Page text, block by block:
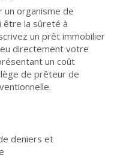
un organisme de
être la sûreté à
un prêt immobilier
directement votre
un coût
de prêteur de
deniers et